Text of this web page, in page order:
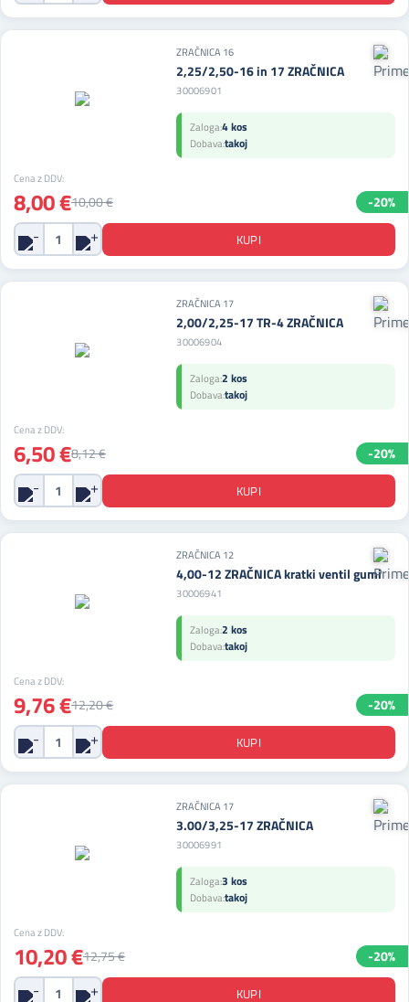
ZRAČNICA 16
2,25/2,50-16 in 17 ZRAČNICA
30006901
Zaloga:4 kos
Dobava:takoj
Cena z DDV:
8,00 €10,00 € -20%
ZRAČNICA 17
2,00/2,25-17 TR-4 ZRAČNICA
30006904
Zaloga:2 kos
Dobava:takoj
Cena z DDV:
6,50 €8,12 € -20%
ZRAČNICA 12
4,00-12 ZRAČNICA kratki ventil gumi
30006941
Zaloga:2 kos
Dobava:takoj
Cena z DDV:
9,76 €12,20 € -20%
ZRAČNICA 17
3.00/3,25-17 ZRAČNICA
30006991
Zaloga:3 kos
Dobava:takoj
Cena z DDV:
10,20 €12,75 € -20%